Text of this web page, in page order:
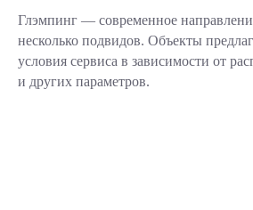
Глэмпинг — современное
несколько подвидов. Объекты
условия сервиса в зависимости от
и других параметров.